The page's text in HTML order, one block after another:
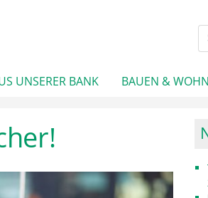
UNSERER BANK BAUEN &